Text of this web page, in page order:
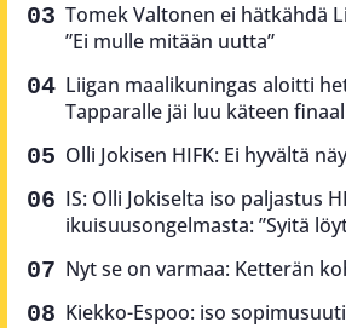
Tomek Valtonen ei hätkähdä
”Ei mulle mitään uutta”
Liigan maalikuningas aloitti
Tapparalle jäi luu käteen
Olli Jokisen HIFK: Ei hyvältä
IS: Olli Jokiselta iso paljastus
ikuisuusongelmasta: ”Syitä
Nyt se on varmaa: Ketterän
Kiekko-Espoo: iso